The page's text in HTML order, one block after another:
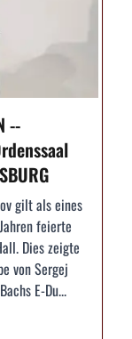
--
gilt als eines
feierte
Dies zeigte
von Sergej
E-Du...